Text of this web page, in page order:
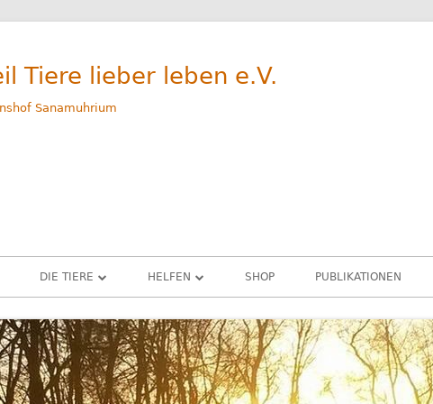
Tiere lieber leben e.V.
Sanamuhrium
DIE TIERE
RINDER
SCHWEINE
HELFEN
PATENSCHAFTEN
SACHSPENDEN
SHOP PUBLIKATIONEN